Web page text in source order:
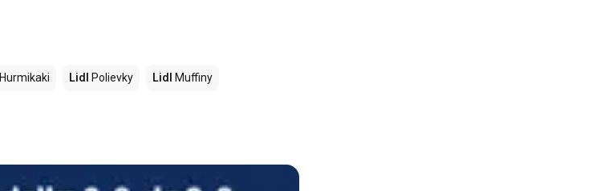
Hurmikaki Lidl Polievky Lidl Muffiny